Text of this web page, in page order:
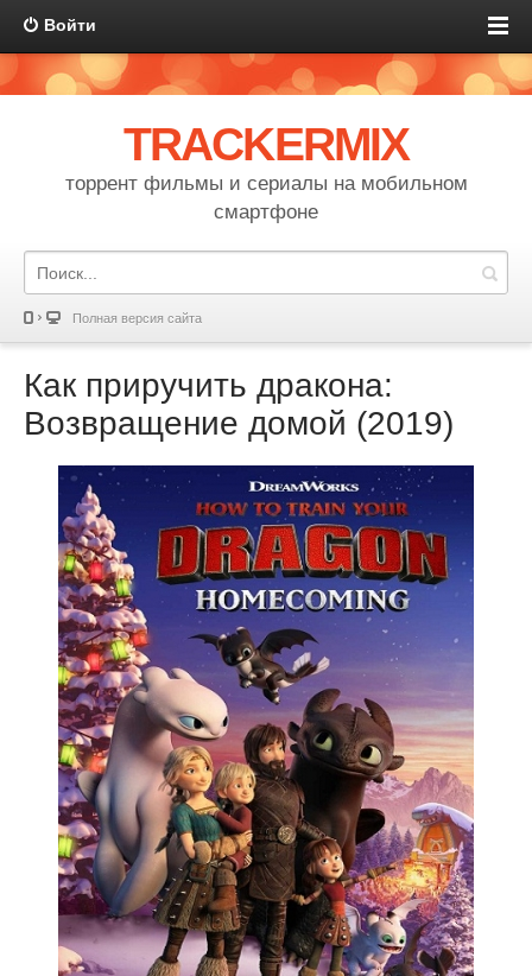
Войти
TRACKERMIX
торрент фильмы и сериалы на мобильном
смартфоне
Полная версия сайта
Как приручить дракона:
Возвращение домой (2019)